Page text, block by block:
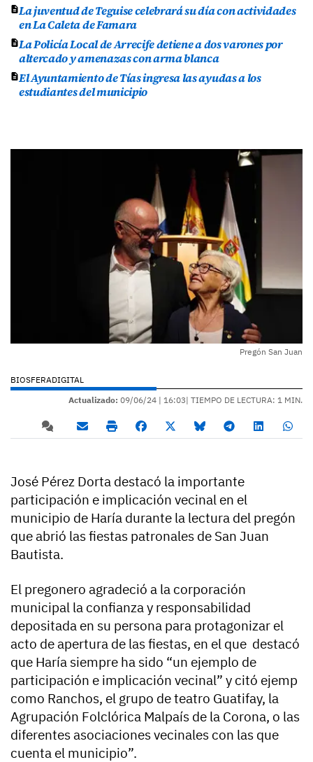
La juventud de Teguise celebrará su día con actividades
en La Caleta de Famara
La Policía Local de Arrecife detiene a dos varones por
altercado y amenazas con arma blanca
El Ayuntamiento de Tías ingresa las ayudas a los
estudiantes del municipio
Pregón San Juan
BIOSFERADIGITAL
Actualizado: 09/06/24 | 16:03| TIEMPO DE LECTURA: 1 MIN.
José Pérez Dorta destacó la importante
participación e implicación vecinal en el
municipio de Haría durante la lectura del pregón
que abrió las fiestas patronales de San Juan
Bautista.
El pregonero agradeció a la corporación
municipal la confianza y responsabilidad
depositada en su persona para protagonizar el
acto de apertura de las fiestas, en el que destacó
que Haría siempre ha sido “un ejemplo de
participación e implicación vecinal” y citó ejemp
como Ranchos, el grupo de teatro Guatifay, la
Agrupación Folclórica Malpaís de la Corona, o las
diferentes asociaciones vecinales con las que
cuenta el municipio”.